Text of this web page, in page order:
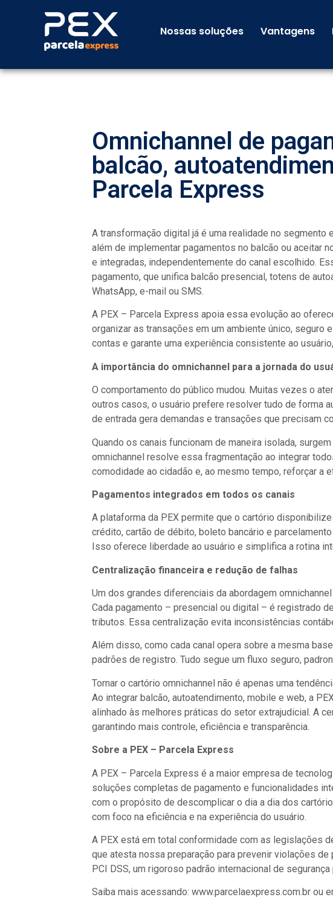
Nossas soluções Vantagens
Omnichannel de
balcão,
Parcela Express
A transformação digital já é uma realidade no
além de implementar pagamentos no balcão ou aceitar
e integradas, independentemente do canal escolhido.
pagamento, que unifica balcão presencial, totens de
WhatsApp, e-mail ou SMS.
A PEX – Parcela Express apoia essa evolução ao
organizar as transações em um ambiente único, seguro
contas e garante uma experiência consistente ao
A importância do omnichannel para a jornada do
O comportamento do público mudou. Muitas vezes o
outros casos, o usuário prefere resolver tudo de forma
de entrada gera demandas e transações que precisam
Quando os canais funcionam de maneira isolada,
omnichannel resolve essa fragmentação ao integrar
comodidade ao cidadão e, ao mesmo tempo, reforçar a
Pagamentos integrados em todos os canais
A plataforma da PEX permite que o cartório
crédito, cartão de débito, boleto bancário e
Isso oferece liberdade ao usuário e simplifica a rotina
Centralização financeira e redução de falhas
Um dos grandes diferenciais da abordagem
Cada pagamento – presencial ou digital – é registrado
tributos. Essa centralização evita inconsistências
Além disso, como cada canal opera sobre a mesma
padrões de registro. Tudo segue um fluxo seguro,
Tornar o cartório omnichannel não é apenas uma
Ao integrar balcão, autoatendimento, mobile e web, a
alinhado às melhores práticas do setor extrajudicial. A
garantindo mais controle, eficiência e transparência.
Sobre a PEX – Parcela Express
A PEX – Parcela Express é a maior empresa de
soluções completas de pagamento e funcionalidades
com o propósito de descomplicar o dia a dia dos
com foco na eficiência e na experiência do usuário.
A PEX está em total conformidade com as legislações
que atesta nossa preparação para prevenir violações
PCI DSS, um rigoroso padrão internacional de
Saiba mais acessando: www.parcelaexpress.com.br ou